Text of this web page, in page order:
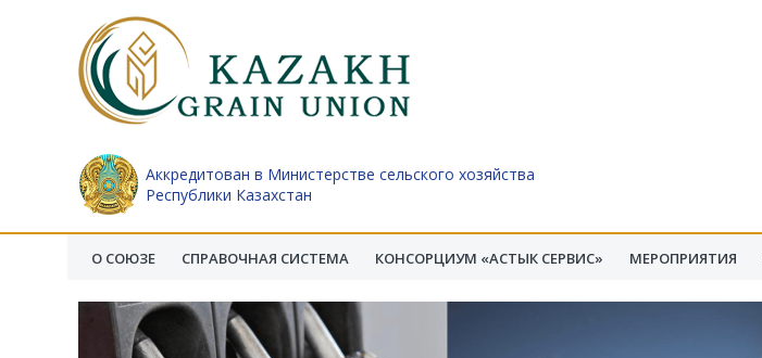
Аккредитован в Министерстве сельского хозяйства
Республики Казахстан
О СОЮЗЕ СПРАВОЧНАЯ СИСТЕМА КОНСОРЦИУМ «АСТЫК СЕРВИС» МЕРОПРИЯТИЯ